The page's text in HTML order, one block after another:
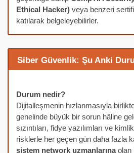
Ethical Hacker) veya benzeri
katılarak belgeleyebilirler.
Siber Güvenlik: Şu Anki
Durum nedir?
Dijitalleşmenin hızlanmasıyla
genelinde büyük bir sorun hâline
sızıntıları, fidye yazılımları ve
risklerle her geçen gün daha fazla
sistem network uzmanlarınaolan